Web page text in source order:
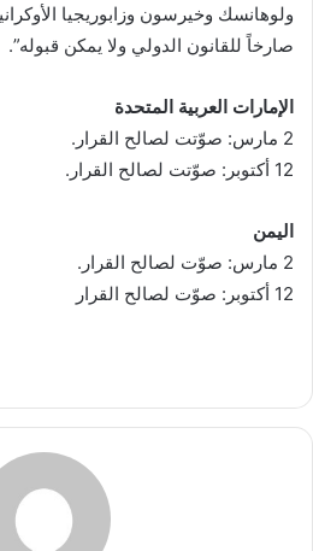
ولوهانسك وخيرسون وزابوريجيا
صارخاً للقانون الدولي ولا يمكن قبوله”.
الإمارات العربية المتحدة
2 مارس: صوّتت لصالح القرار.
12 أكتوبر: صوّتت لصالح القرار.
اليمن
2 مارس: صوّت لصالح القرار.
12 أكتوبر: صوّت لصالح القرار